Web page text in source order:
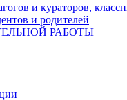
и кураторов,
и родителей
РАБОТЫ